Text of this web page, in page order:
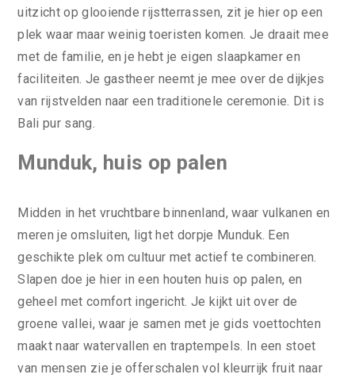
uitzicht op glooiende rijstterrassen, zit je hier op een
plek waar maar weinig toeristen komen. Je draait mee
met de familie, en je hebt je eigen slaapkamer en
faciliteiten. Je gastheer neemt je mee over de dijkjes
van rijstvelden naar een traditionele ceremonie. Dit is
Bali pur sang.
Munduk, huis op palen
Midden in het vruchtbare binnenland, waar vulkanen en
meren je omsluiten, ligt het dorpje Munduk. Een
geschikte plek om cultuur met actief te combineren.
Slapen doe je hier in een houten huis op palen, en
geheel met comfort ingericht. Je kijkt uit over de
groene vallei, waar je samen met je gids voettochten
maakt naar watervallen en traptempels. In een stoet
van mensen zie je offerschalen vol kleurrijk fruit naar